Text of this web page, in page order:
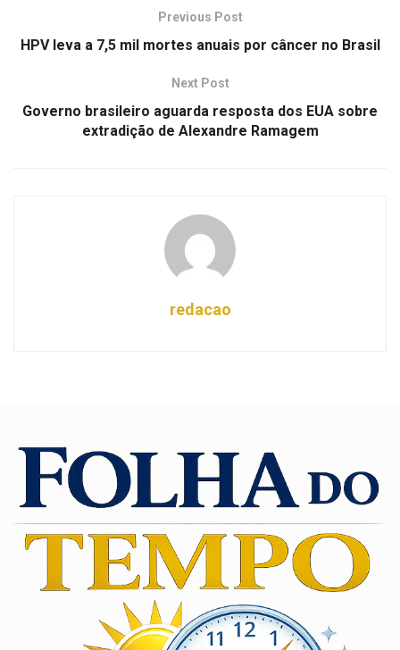
Previous Post
HPV leva a 7,5 mil mortes anuais por câncer no Brasil
Next Post
Governo brasileiro aguarda resposta dos EUA sobre
extradição de Alexandre Ramagem
redacao